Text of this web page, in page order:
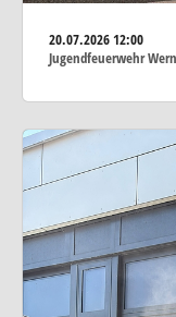
20.07.202612:00
Jugendfeuerwehr